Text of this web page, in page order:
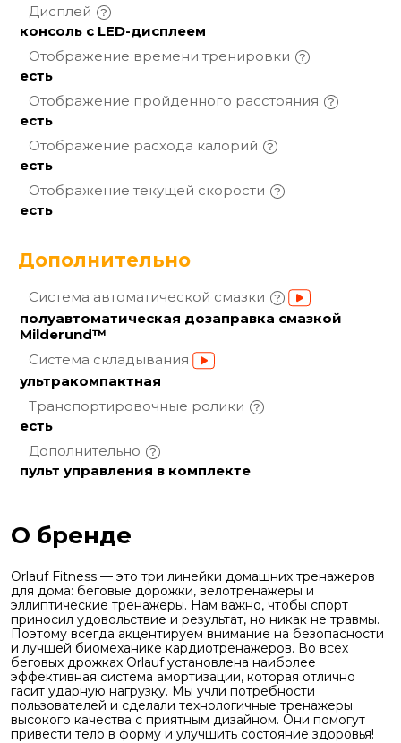
Дисплей
консоль с LED-дисплеем
Отображение времени тренировки
есть
Отображение пройденного расстояния
есть
Отображение расхода калорий
есть
Отображение текущей скорости
есть
Дополнительно
Система автоматической смазки
полуавтоматическая дозаправка смазкой
Milderund™
Система складывания
ультракомпактная
Транспортировочные ролики
есть
Дополнительно
пульт управления в комплекте
О бренде
Orlauf Fitness — это три линейки домашних тренажеров
для дома: беговые дорожки, велотренажеры и
эллиптические тренажеры. Нам важно, чтобы спорт
приносил удовольствие и результат, но никак не травмы.
Поэтому всегда акцентируем внимание на безопасности
и лучшей биомеханике кардиотренажеров. Во всех
беговых дрожках Orlauf установлена наиболее
эффективная система амортизации, которая отлично
гасит ударную нагрузку. Мы учли потребности
пользователей и сделали технологичные тренажеры
высокого качества с приятным дизайном. Они помогут
привести тело в форму и улучшить состояние здоровья!